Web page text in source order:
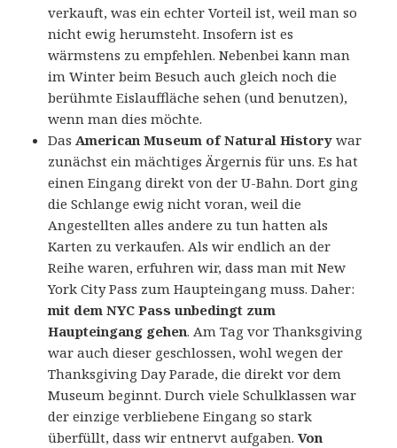
verkauft, was ein echter Vorteil ist, weil man so
nicht ewig herumsteht. Insofern ist es
wärmstens zu empfehlen. Nebenbei kann man
im Winter beim Besuch auch gleich noch die
berühmte Eislauffläche sehen (und benutzen),
wenn man dies möchte.
DasAmerican Museum of Natural History war
zunächst ein mächtiges Ärgernis für uns. Es hat
einen Eingang direkt von der U-Bahn. Dort ging
die Schlange ewig nicht voran, weil die
Angestellten alles andere zu tun hatten als
Karten zu verkaufen. Als wir endlich an der
Reihe waren, erfuhren wir, dass man mit New
York City Pass zum Haupteingang muss. Daher:
mit dem NYC Pass unbedingt zum
Haupteingang gehen. Am Tag vor Thanksgiving
war auch dieser geschlossen, wohl wegen der
Thanksgiving Day Parade, die direkt vor dem
Museum beginnt. Durch viele Schulklassen war
der einzige verbliebene Eingang so stark
überfüllt, dass wir entnervt aufgaben.Von